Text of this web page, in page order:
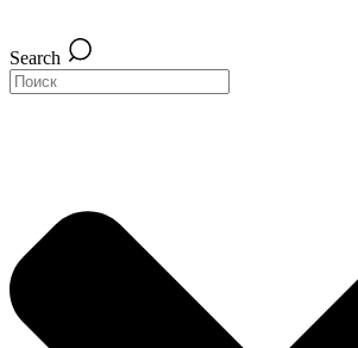
Search